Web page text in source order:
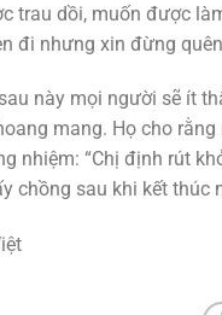
trau dồi, muốn được
đi nhưng xin đừng quên
này mọi người sẽ ít
mang. Họ cho
nhiệm: “Chị định rút
chồng sau khi kết thúc